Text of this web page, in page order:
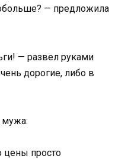
— предложила
— развел руками
дорогие, либо в
мужа:
просто